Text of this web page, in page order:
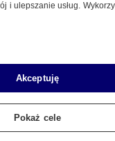
polityka
i ulepszanie usług.
Akceptuję
Pokaż cele